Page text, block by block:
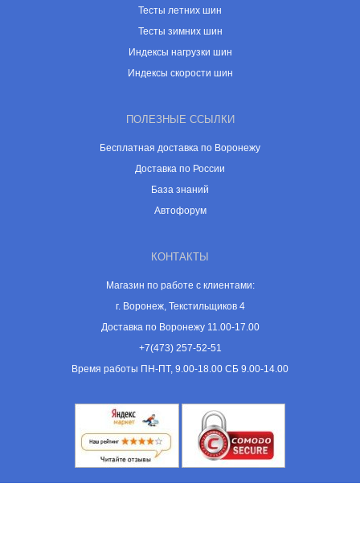
Тесты летних шин
Тесты зимних шин
Индексы нагрузки шин
Индексы скорости шин
ПОЛЕЗНЫЕ ССЫЛКИ
Бесплатная доставка по Воронежу
Доставка по России
База знаний
Автофорум
КОНТАКТЫ
Магазин по работе с клиентами:
г. Воронеж, Текстильщиков 4
Доставка по Воронежу 11.00-17.00
+7(473) 257-52-51
Время работы ПН-ПТ, 9.00-18.00 СБ 9.00-14.00